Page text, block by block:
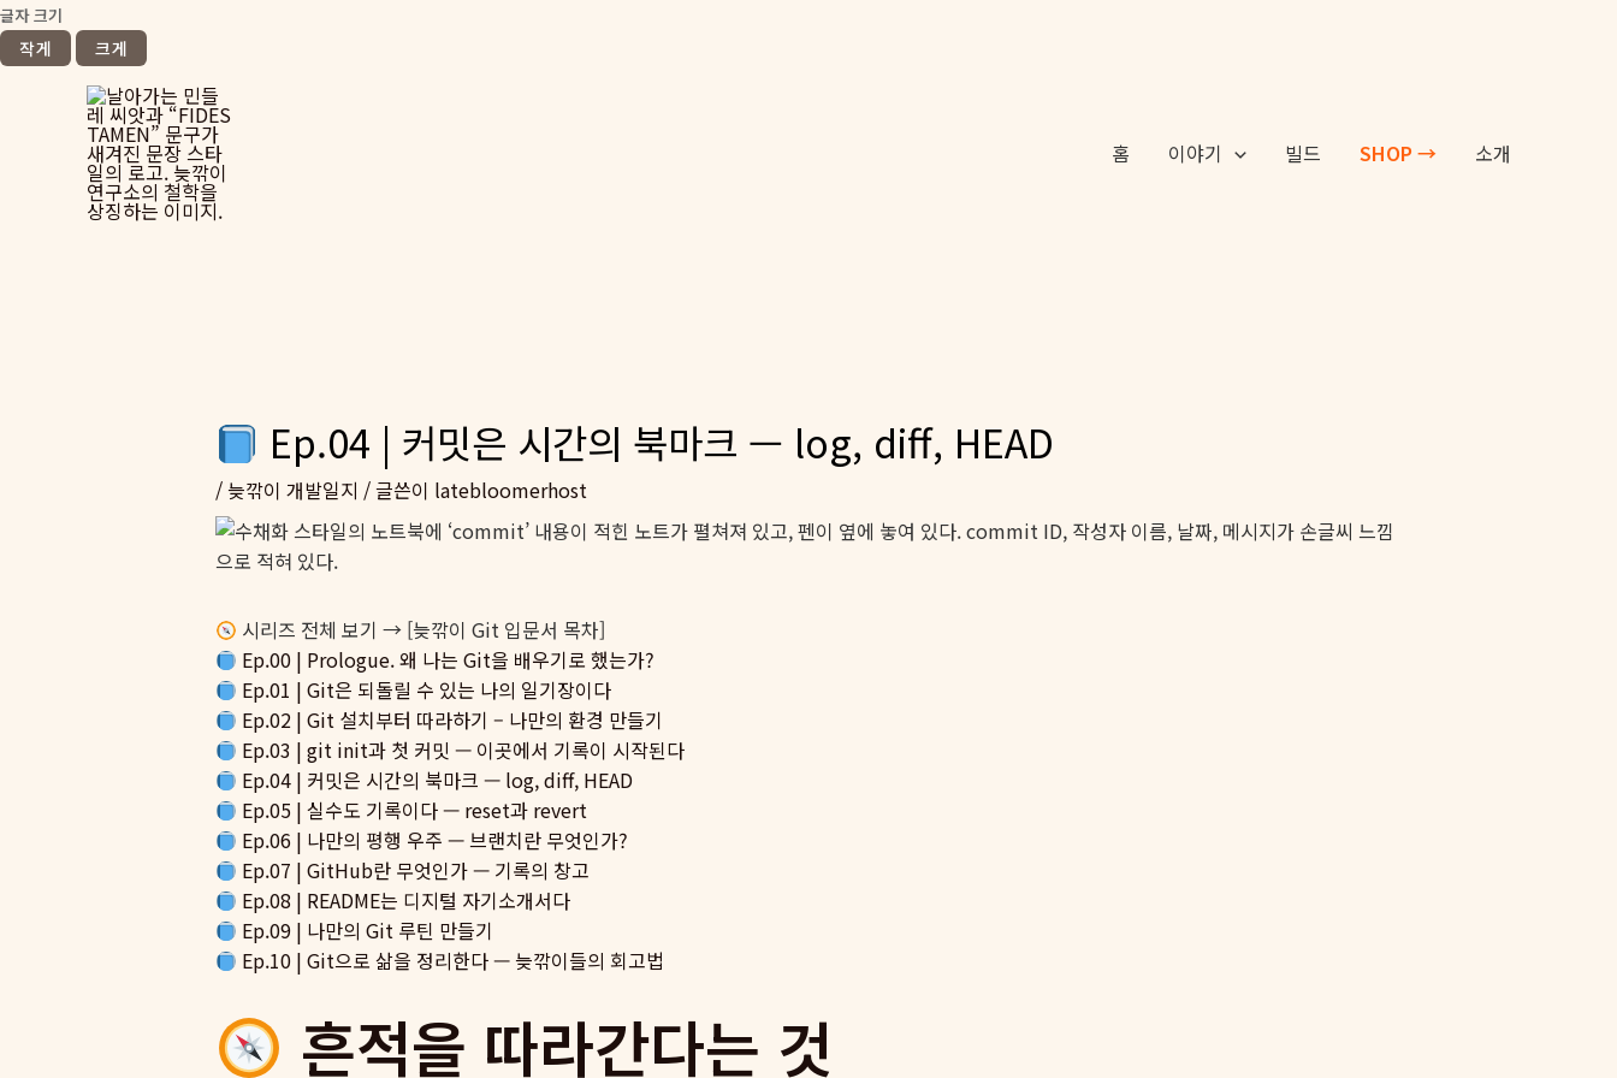
글자 크기
작게 크게
홈 이야기 빌드 SHOP → 소개
Ep.04 | 커밋은 시간의 북마크 — log, diff, HEAD
/ 늦깎이 개발일지 / 글쓴이 latebloomerhost
시리즈 전체 보기 → [늦깎이 Git 입문서 목차]
Ep.00 | Prologue. 왜 나는 Git을 배우기로 했는가?
Ep.01 | Git은 되돌릴 수 있는 나의 일기장이다
Ep.02 | Git 설치부터 따라하기 – 나만의 환경 만들기
Ep.03 | git init과 첫 커밋 — 이곳에서 기록이 시작된다
Ep.04 | 커밋은 시간의 북마크 — log, diff, HEAD
Ep.05 | 실수도 기록이다 — reset과 revert
Ep.06 | 나만의 평행 우주 — 브랜치란 무엇인가?
Ep.07 | GitHub란 무엇인가 — 기록의 창고
Ep.08 | README는 디지털 자기소개서다
Ep.09 | 나만의 Git 루틴 만들기
Ep.10 | Git으로 삶을 정리한다 — 늦깎이들의 회고법
흔적을 따라간다는 것